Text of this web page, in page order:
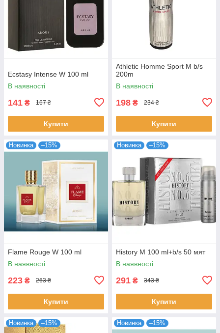
Ecstasy Intense W 100 ml
В наявності
141 ₴ 167 ₴
Купити
Athletic Homme Sport M b/s
200m
В наявності
198 ₴ 234 ₴
Купити
Новинка –15%
Flame Rouge W 100 ml
В наявності
223 ₴ 263 ₴
Купити
Новинка –15%
History M 100 ml+b/s 50 мят
В наявності
291 ₴ 343 ₴
Купити
Новинка –15% Новинка –15%